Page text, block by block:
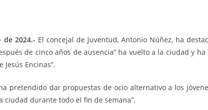
de 2024.- El concejal de Juventud, Antonio Núñez, ha
de cinco años de ausencia” ha vuelto a la ciudad y
Encinas”.
pretendido dar propuestas de ocio alternativo a los
durante todo el fin de semana”.